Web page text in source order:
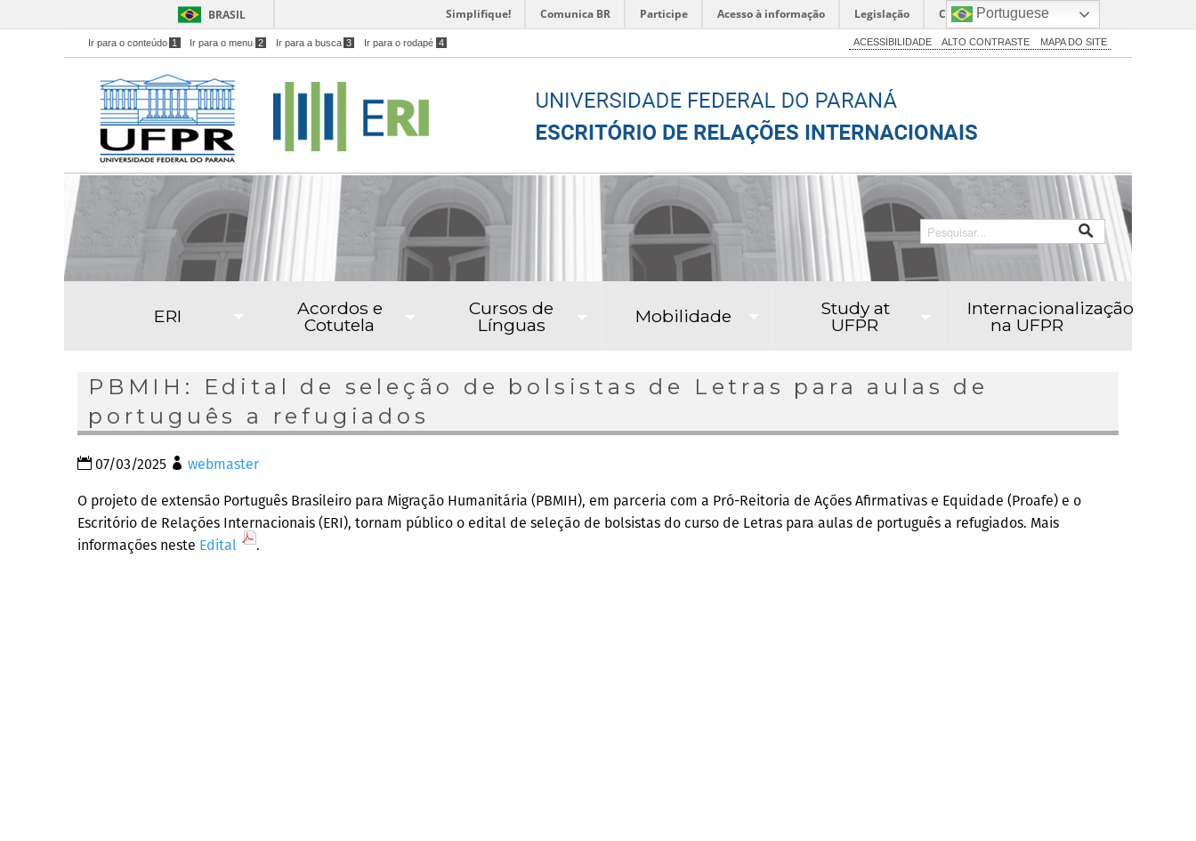
BRASIL Simplifique! Comunica BR Participe Acesso à informação Legislação Canais
Ir para o conteúdo 1 Ir para o menu 2 Ir para a busca 3 Ir para o rodapé 4 ACESSIBILIDADE ALTO CONTRASTE MAPA DO SITE
ERI Acordos e
Cotutela
Cursos de
Línguas Mobilidade Study at
UFPR
Internacionalização
na UFPR
PBMIH: Edital de seleção de bolsistas de Letras para aulas de
português a refugiados
07/03/2025 webmaster
O projeto de extensão Português Brasileiro para Migração Humanitária (PBMIH), em parceria com a Pró-Reitoria de Ações Afirmativas e Equidade (Proafe) e o
Escritório de Relações Internacionais (ERI), tornam público o edital de seleção de bolsistas do curso de Letras para aulas de português a refugiados. Mais
informações neste Edital .
Portuguese